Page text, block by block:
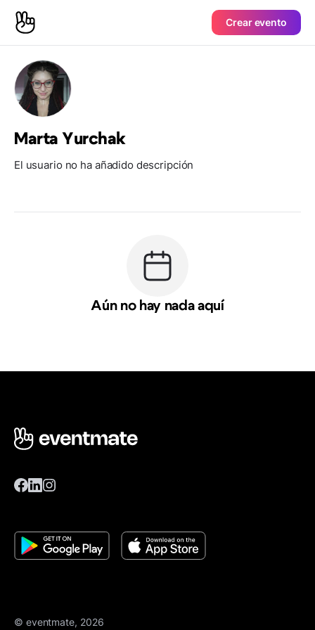
Crear evento
Marta Yurchak
El usuario no ha añadido descripción
Aún no hay nada aquí
© eventmate, 2026